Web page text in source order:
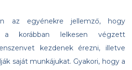
az egyénekre jellemző, hogy
a korábban lelkesen végzett
kezdenek érezni, illetve
saját munkájukat. Gyakori, hogy a